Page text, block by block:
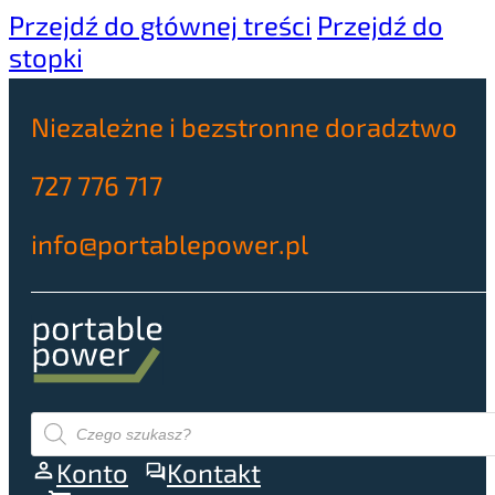
Przejdź do głównej treści Przejdź do
stopki
Niezależne i bezstronne doradztwo
727 776 717
info@portablepower.pl
Wyszukiwarka
produktów
Konto Kontakt